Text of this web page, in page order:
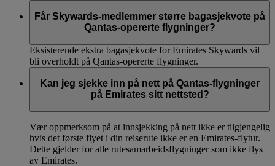
Får Skywards-medlemmer større bagasjekvote på
Qantas-opererte flygninger?
Eksisterende ekstra bagasjekvote for Emirates Skywards vil
bli overholdt på Qantas-opererte flygninger.
Kan jeg sjekke inn på nett på Qantas-flygninger
på Emirates sitt nettsted?
Vær oppmerksom på at innsjekking på nett ikke er tilgjengelig
hvis det første flyet i din reiserute ikke er en Emirates-flytur.
Dette gjelder for alle rutesamarbeidsflygninger som ikke flys
av Emirates.